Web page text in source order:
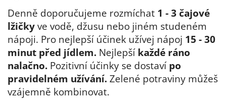
Denně doporučujeme rozmíchat 1 - 3 čajové
lžičky ve vodě, džusu nebo jiném studeném
nápoji. Pro nejlepší účinek užívej nápoj 15 - 30
minut před jídlem. Nejlepší každé ráno
nalačno. Pozitivní účinky se dostaví po
pravidelném užívání. Zelené potraviny můžeš
vzájemně kombinovat.